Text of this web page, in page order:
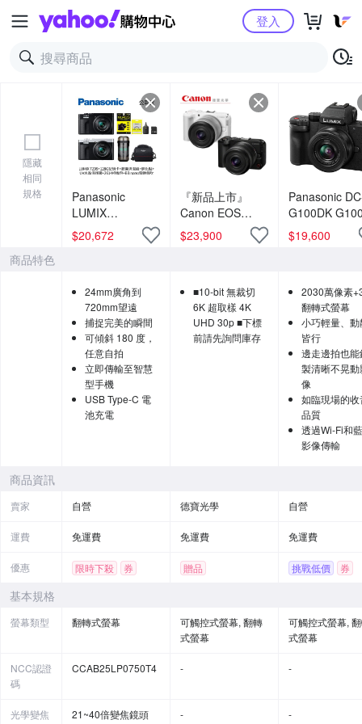
Yahoo購物中心登入
隱藏
相同
規格
Panasonic
LUMIX
TZ99+128G記憶
卡+膠囊清潔組
包+NITECORE
BB nano 迷你電
動氣吹(公司貨)
$20,672
『新品上市』
Canon EOS
R50V RF-S 14-
30mm F4~6.3 IS
VLOG
$23,900
Panasonic
G100DK
+ 12-32mm
鏡組 公司貨
$19,600
商品特色
24mm廣角到
720mm望遠
捕捉完美的瞬間
可傾斜 180 度，
任意自拍
立即傳輸至智慧
型手機
USB Type-C 電
池充電
■10-bit 無裁切
6K 超取樣 4K
UHD 30p ■下標
前請先詢問庫存
2030萬像素
翻轉式螢幕
小巧輕量、動
皆行
邊走邊拍也能
製清晰不晃動
像
如臨現場的收
品質
透過Wi-Fi和
影像傳輸
商品資訊
賣家 自營 德寶光學 自營
運費 免運費 免運費 免運費
優惠 限時下殺 券 贈品 挑戰低價
券
基本規格
螢幕類型 翻轉式螢幕
可觸控式螢幕, 翻轉
式螢幕
可觸控式螢幕,
式螢幕
NCC認證
碼
CCAB25LP0750T4 - -
光學變焦 21~40倍變焦鏡頭 - -